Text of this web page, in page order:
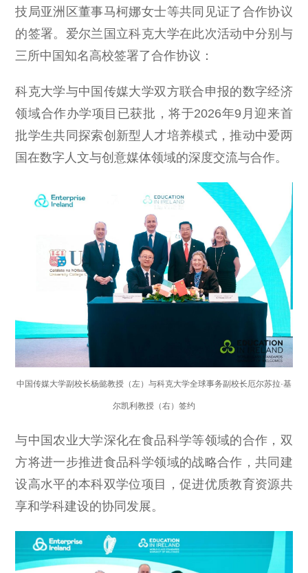
技局亚洲区董事马柯娜女士等共同见证了合作协议
的签署。爱尔兰国立科克大学在此次活动中分别与
三所中国知名高校签署了合作协议：
科克大学与中国传媒大学双方联合申报的数字经济
领域合作办学项目已获批，将于2026年9月迎来首
批学生共同探索创新型人才培养模式，推动中爱两
国在数字人文与创意媒体领域的深度交流与合作。
中国传媒大学副校长杨懿教授（左）与科克大学全球事务副校长厄尔苏拉·基
尔凯利教授（右）签约
与中国农业大学深化在食品科学等领域的合作，双
方将进一步推进食品科学领域的战略合作，共同建
设高水平的本科双学位项目，促进优质教育资源共
享和学科建设的协同发展。